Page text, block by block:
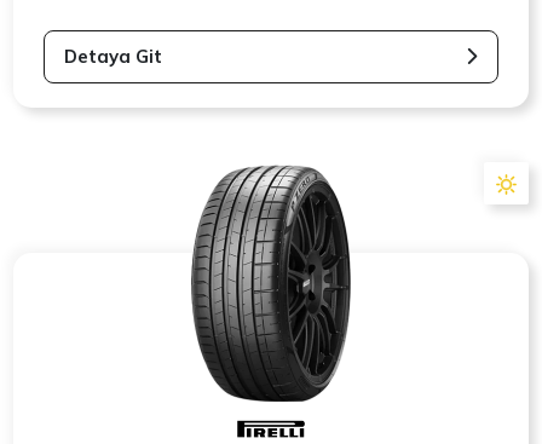
Detaya Git